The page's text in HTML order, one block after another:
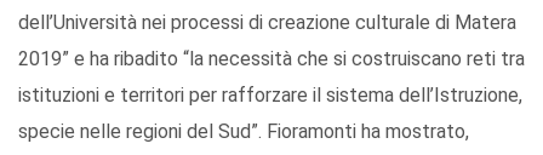
dell’Università nei processi di creazione culturale di Matera
2019” e ha ribadito “la necessità che si costruiscano reti tra
istituzioni e territori per rafforzare il sistema dell’Istruzione,
specie nelle regioni del Sud”. Fioramonti ha mostrato,